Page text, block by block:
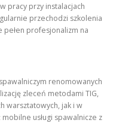
pracy przy instalacjach
przechodzi szkolenia
profesjonalizm na
renomowanych
zleceń metodami TIG,
warsztatowych, jak i w
usługi spawalnicze z